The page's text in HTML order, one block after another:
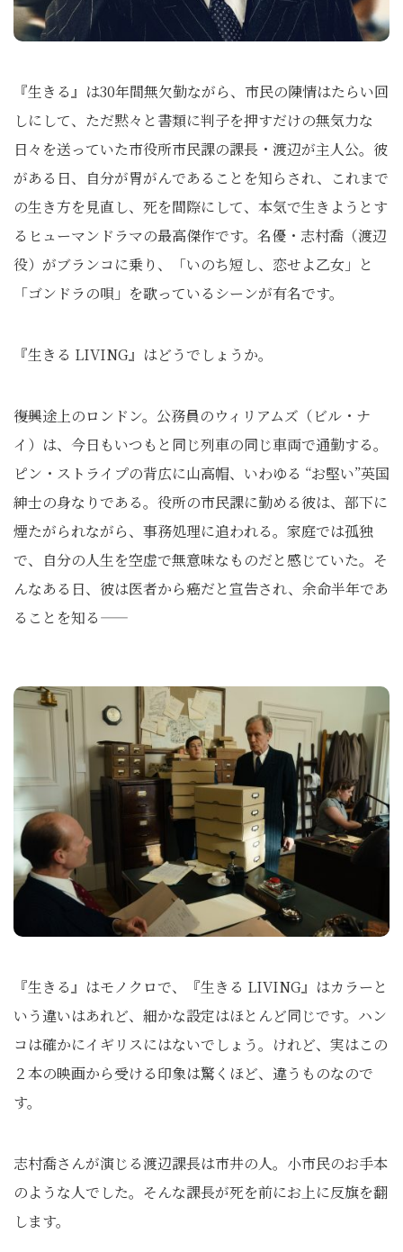
『生きる』は30年間無欠勤ながら、市民の陳情はたらい回
しにして、ただ黙々と書類に判子を押すだけの無気力な
日々を送っていた市役所市民課の課長・渡辺が主人公。彼
がある日、自分が胃がんであることを知らされ、これまで
の生き方を見直し、死を間際にして、本気で生きようとす
るヒューマンドラマの最高傑作です。名優・志村喬（渡辺
役）がブランコに乗り、「いのち短し、恋せよ乙女」と
「ゴンドラの唄」を歌っているシーンが有名です。
『生きる LIVING』はどうでしょうか。
――復興途上のロンドン。公務員のウィリアムズ（ビル・ナ
イ）は、今日もいつもと同じ列車の同じ車両で通勤する。
ピン・ストライプの背広に山高帽、いわゆる “お堅い”英国
紳士の身なりである。役所の市民課に勤める彼は、部下に
煙たがられながら、事務処理に追われる。家庭では孤独
で、自分の人生を空虚で無意味なものだと感じていた。そ
んなある日、彼は医者から癌だと宣告され、余命半年であ
ることを知る――
『生きる』はモノクロで、『生きる LIVING』はカラーと
いう違いはあれど、細かな設定はほとんど同じです。ハン
コは確かにイギリスにはないでしょう。けれど、実はこの
２本の映画から受ける印象は驚くほど、違うものなので
す。
志村喬さんが演じる渡辺課長は市井の人。小市民のお手本
のような人でした。そんな課長が死を前にお上に反旗を翻
します。